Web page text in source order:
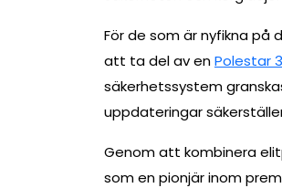
För de som är nyfikna på
att ta del av enPolestar
säkerhetssystem
uppdateringar
Genom att kombinera
som en pionjär inom